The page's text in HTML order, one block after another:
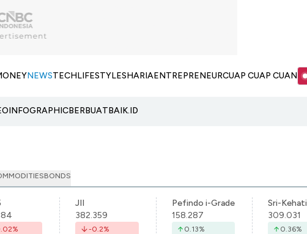
NEWSTECHLIFESTYLESHARIAENTREPRENEURCUAP CUAP CUAN
INFOGRAPHICBERBUATBAIK.ID
BONDS
%
JII
382.359
-0.2%
Pefindo i-Grade
158.287
0.13%
Sri-Kehati
309.031
0.36%